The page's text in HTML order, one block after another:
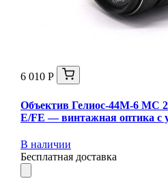
6 010 Р
Объектив Гелиос-44М-6 МС
E/FE — винтажная оптика с
В наличии
Бесплатная доставка